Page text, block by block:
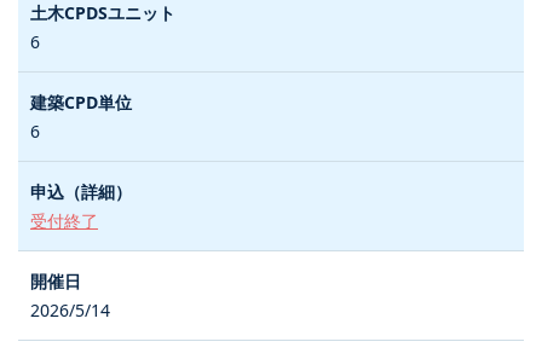
6
6
受付終了
2026/5/14